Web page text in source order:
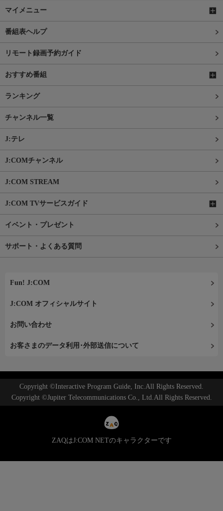
マイメニュー
番組表ヘルプ
リモート録画予約ガイド
おすすめ番組
ランキング
チャンネル一覧
J:テレ
J:COMチャンネル
J:COM STREAM
J:COM TVサービスガイド
イベント・プレゼント
サポート・よくある質問
Fun! J:COM
J:COM オフィシャルサイト
お問い合わせ
お客さまのデータ利用･外部送信について
Copyright ©Interactive Program Guide, Inc.All Rights Reserved.
Copyright ©Jupiter Telecommunications Co., Ltd.All Rights Reserved.
ZAQはJ:COM NETのキャラクターです